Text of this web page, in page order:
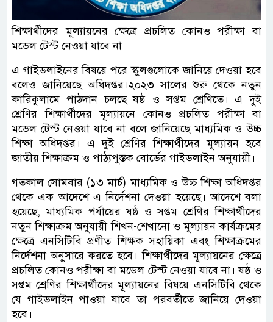
শিক্ষার্থীদের মূল্যায়নের ক্ষেত্রে প্রচলিত কোনও পরীক্ষা বা
মডেল টেস্ট নেওয়া যাবে না
এ গাইডলাইনের বিষয়ে পরে স্কুলগুলোকে জানিয়ে দেওয়া হবে
বলেও জানিয়েছে অধিদপ্তর।২০২৩ সালের শুরু থেকে নতুন
কারিকুলামে পাঠদান চলছে ষষ্ঠ ও সপ্তম শ্রেণিতে। এ দুই
শ্রেণির শিক্ষার্থীদের মূল্যায়নে কোনও প্রচলিত পরীক্ষা বা
মডেল টেস্ট নেওয়া যাবে না বলে জানিয়েছে মাধ্যমিক ও উচ্চ
শিক্ষা অধিদপ্তর। এ দুই শ্রেণির শিক্ষার্থীদের মূল্যায়ন হবে
জাতীয় শিক্ষাক্রম ও পাঠ্যপুস্তক বোর্ডের গাইডলাইন অনুযায়ী।
গতকাল সোমবার (১৩ মার্চ) মাধ্যমিক ও উচ্চ শিক্ষা অধিদপ্তর
থেকে এক আদেশে এ নির্দেশনা দেওয়া হয়েছে। আদেশে বলা
হয়েছে, মাধ্যমিক পর্যায়ের ষষ্ঠ ও সপ্তম শ্রেণির শিক্ষার্থীদের
নতুন শিক্ষাক্রম অনুযায়ী শিখন-শেখানো ও মূল্যায়ন কার্যক্রমের
ক্ষেত্রে এনসিটিবি প্রণীত শিক্ষক সহায়িকা এবং শিক্ষাক্রমের
নির্দেশনা অনুসারে করতে হবে। শিক্ষার্থীদের মূল্যায়নের ক্ষেত্রে
প্রচলিত কোনও পরীক্ষা বা মডেল টেস্ট নেওয়া যাবে না। ষষ্ঠ ও
সপ্তম শ্রেণির শিক্ষার্থীদের মূল্যায়নের বিষয়ে এনসিটিবি থেকে
যে গাইডলাইন পাওয়া যাবে তা পরবর্তীতে জানিয়ে দেওয়া
হবে।